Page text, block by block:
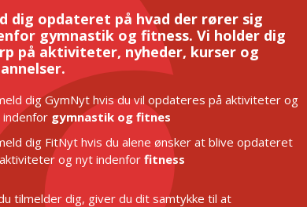
dig opdateret på hvad der rører sig
gymnastik og fitness. Vi holder dig
på aktiviteter, nyheder, kurser og
dig GymNyt hvis du vil opdateres på aktiviteter og
gymnastik og fitnes
dig FitNyt hvis du alene ønsker at blive opdateret
og nyt indenfor fitness
tilmelder dig, giver du dit samtykke til at